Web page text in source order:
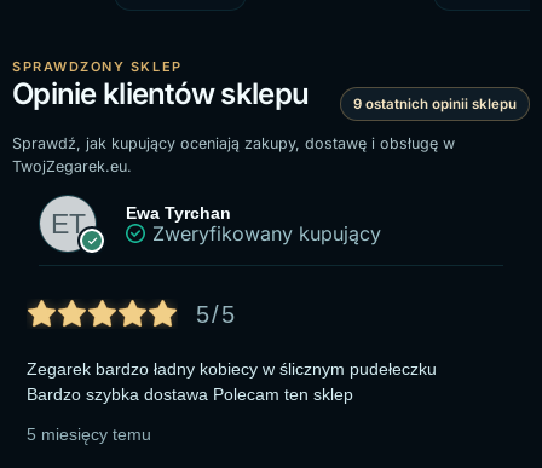
SPRAWDZONY SKLEP
Opinie klientów sklepu 9 ostatnich opinii sklepu
Sprawdź, jak kupujący oceniają zakupy, dostawę i obsługę w
TwojZegarek.eu.
Ewa Tyrchan
Zweryfikowany kupujący
5/5
Zegarek bardzo ładny kobiecy w ślicznym pudełeczku
Bardzo szybka dostawa Polecam ten sklep
5 miesięcy temu